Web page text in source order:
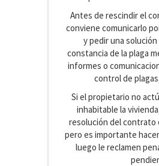
Antes de rescindir el
conviene comunicarlo
y pedir una
constancia de la plaga
informes o
control de
Si el propietario no
inhabitable la
resolución del contrato
pero es importante
luego le reclamen